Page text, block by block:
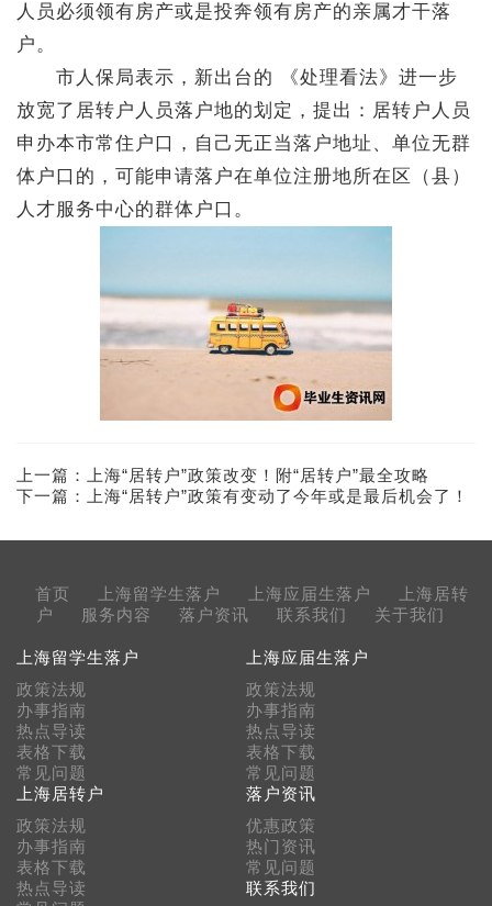
人员必须领有房产或是投奔领有房产的亲属才干落
户。
市人保局表示，新出台的 《处理看法》进一步
放宽了居转户人员落户地的划定，提出：居转户人员
申办本市常住户口，自己无正当落户地址、单位无群
体户口的，可能申请落户在单位注册地所在区（县）
人才服务中心的群体户口。
上一篇：
上海“居转户”政策改变！附“居转户”最全攻略
下一篇：
上海“居转户”政策有变动了今年或是最后机会了！
首页 上海留学生落户 上海应届生落户
上海居转
户
服务内容 落户资讯 联系我们 关于我们
上海留学生落户
政策法规
办事指南
热点导读
表格下载
常见问题
上海应届生落户
政策法规
办事指南
热点导读
表格下载
常见问题
上海居转户
政策法规
办事指南
表格下载
热点导读
落户资讯
优惠政策
热门资讯
常见问题
联系我们